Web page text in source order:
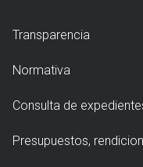
Transparencia
Normativa
Consulta de
Presupuestos,